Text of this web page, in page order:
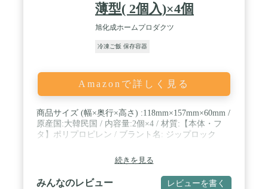
薄型( 2個入)×4個
旭化成ホームプロダクツ
冷凍ご飯 保存容器
Amazonで詳しく見る
商品サイズ (幅×奥行×高さ) :118mm×157mm×60mm /
原産国:大韓民国 / 内容量:2個×4 / 材質:【本体・フ
タ】ポリプロピレン / ブラント名: ジップロック
続きを見る
みんなのレビュー レビューを書く